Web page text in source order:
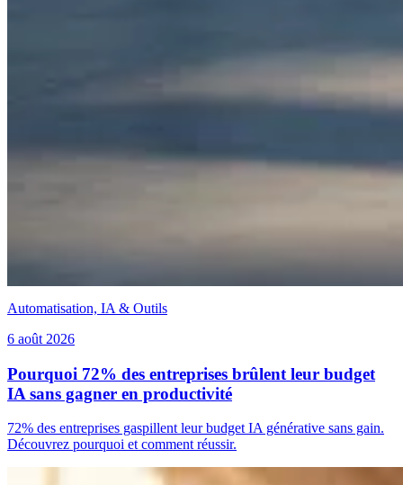
Automatisation, IA & Outils
6 août 2026
Pourquoi 72% des entreprises brûlent leur budget
IA sans gagner en productivité
72% des entreprises gaspillent leur budget IA générative sans gain.
Découvrez pourquoi et comment réussir.